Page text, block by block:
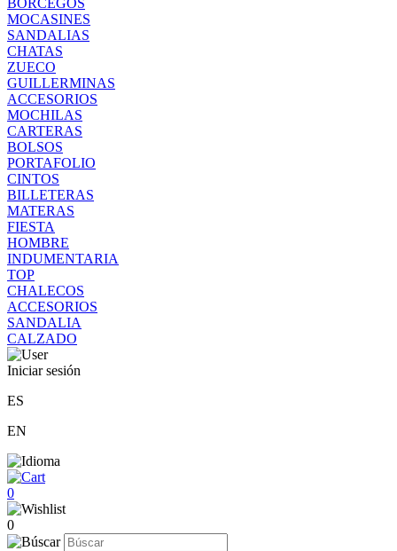
BORCEGOS
MOCASINES
SANDALIAS
CHATAS
ZUECO
GUILLERMINAS
ACCESORIOS
MOCHILAS
CARTERAS
BOLSOS
PORTAFOLIO
CINTOS
BILLETERAS
MATERAS
FIESTA
HOMBRE
INDUMENTARIA
TOP
CHALECOS
ACCESORIOS
SANDALIA
CALZADO
Iniciar sesión
ES
EN
0
0